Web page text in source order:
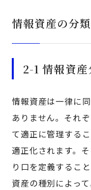
情報資産の分
2-1 情報資
情報資産は一律に
ありません。それ
て適正に管理する
適正化されます。
り口を定義するこ
資産の種別によっ